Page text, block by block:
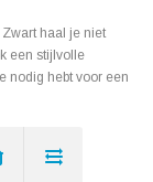
Zwart haal je niet
een stijlvolle
nodig hebt voor een